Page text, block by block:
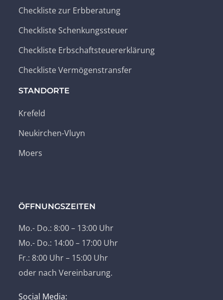
Checkliste zur Erbberatung
Checkliste Schenkungssteuer
Checkliste Erbschaftsteuererklärung
Checkliste Vermögenstransfer
STANDORTE
Krefeld
Neukirchen-Vluyn
Moers
ÖFFNUNGSZEITEN
Mo.- Do.: 8:00 – 13:00 Uhr
Mo.- Do.: 14:00 – 17:00 Uhr
Fr.: 8:00 Uhr – 15:00 Uhr
oder nach Vereinbarung.
Social Media: